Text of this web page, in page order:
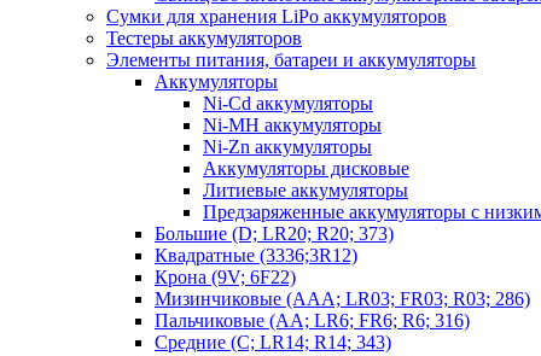
Сумки для хранения LiPo аккумуляторов
Тестеры аккумуляторов
Элементы питания, батареи и аккумуляторы
Аккумуляторы
Ni-Cd аккумуляторы
Ni-MH аккумуляторы
Ni-Zn аккумуляторы
Аккумуляторы дисковые
Литиевые аккумуляторы
Предзаряженные аккумуляторы с
Большие (D; LR20; R20; 373)
Квадратные (3336;3R12)
Крона (9V; 6F22)
Мизинчиковые (AAA; LR03; FR03; R03; 286)
Пальчиковые (AA; LR6; FR6; R6; 316)
Средние (C; LR14; R14; 343)